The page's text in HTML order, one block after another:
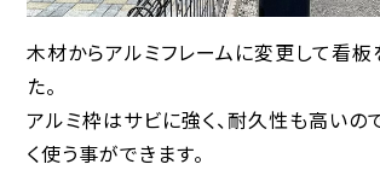
木材からアルミフレームに変更して看板
た。
アルミ枠はサビに強く、耐久性も高い
く使う事ができます。